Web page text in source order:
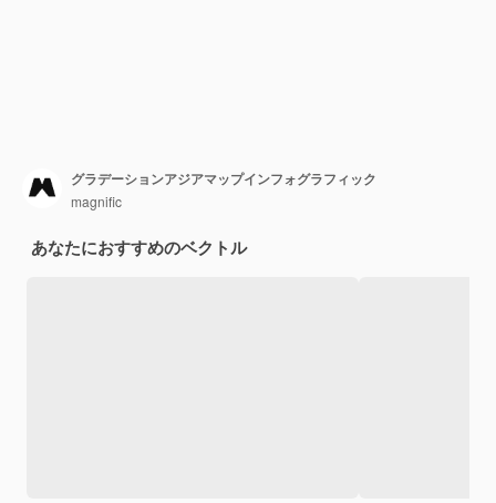
グラデーションアジアマップインフォグラフィック
magnific
あなたにおすすめのベクトル